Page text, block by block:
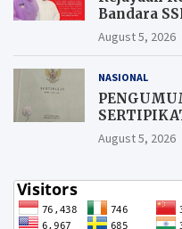
Bandara
Gerbang
August 5, 2026
NASIONAL
August 5, 2026